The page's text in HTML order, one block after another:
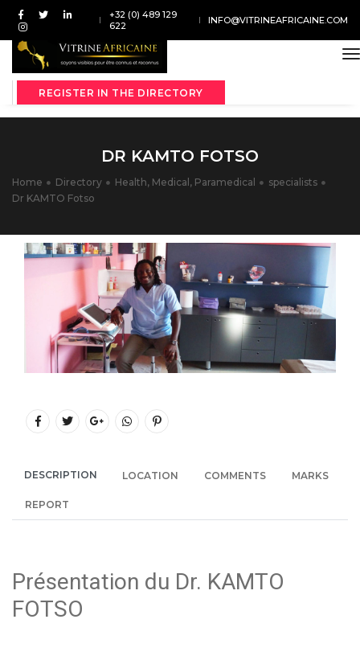
+32 (0) 489 129
622
INFO@VITRINEAFRICAINE.COM
REGISTER IN THE DIRECTORY
DR KAMTO FOTSO
Home Directory Health, Medical, Paramedical
specialists
Dr KAMTO Fotso
DESCRIPTION LOCATION COMMENTS MARKS
REPORT
Présentation du Dr. KAMTO
FOTSO